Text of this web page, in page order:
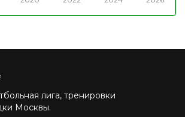
лига, тренировки
Москвы.